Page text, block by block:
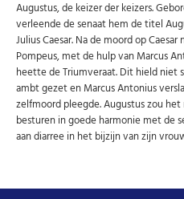
Augustus, de keizer der keizers.
verleende de senaat hem de titel
Julius Caesar. Na de moord op
Pompeus, met de hulp van Marcus
heette de Triumveraat. Dit hield niet
ambt gezet en Marcus Antonius
zelfmoord pleegde. Augustus zou
besturen in goede harmonie met de
aan diarree in het bijzijn van zijn